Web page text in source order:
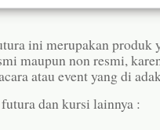
ini merupakan produk
maupun non resmi,
atau event yang di
dan kursi lainnya :